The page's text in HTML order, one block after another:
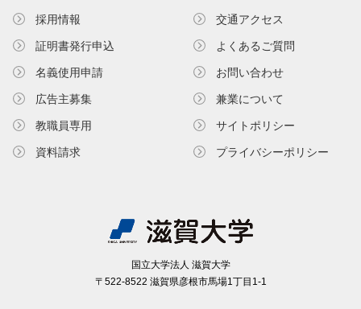
国⽴⼤学法⼈ 滋賀⼤学
〒522-8522 滋賀県彦根市⾺場1丁⽬1-1
採用情報
証明書発⾏申込
名義使⽤申請
広告主募集
教職員専⽤
資料請求
交通アクセス
よくあるご質問
お問い合わせ
兼業について
サイトポリシー
プライバシーポリシー